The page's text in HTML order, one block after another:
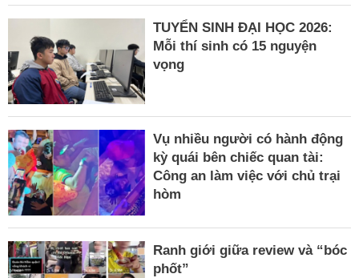
TUYỂN SINH ĐẠI HỌC 2026:
Mỗi thí sinh có 15 nguyện
vọng
Vụ nhiều người có hành động
kỳ quái bên chiếc quan tài:
Công an làm việc với chủ trại
hòm
Ranh giới giữa review và “bóc
phốt”